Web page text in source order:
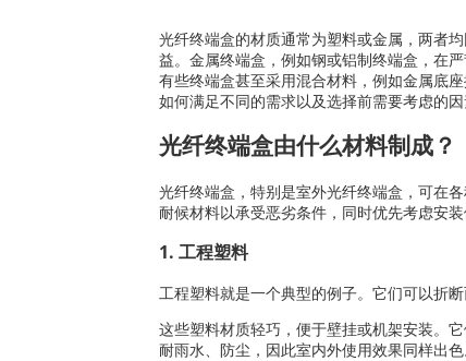
光纤终端盒的材质通常为塑料或金属，两者
益。金属终端盒，例如钢或铝制终端盒，在
有些终端盒甚至采用混合材料，例如金属底
如何满足不同的需求以及选择前需要考虑的因
光纤终端盒由什么材料制成？
光纤终端盒，特别是室外光纤终端盒，可在
耐候材料以承受恶劣条件，同时优先考虑安
1. 工程塑料
工程塑料就是一个典型的例子。它们可以折
这些塑料材质轻巧，便于壁挂或机架安装。
耐雨水、防尘，因此室内外使用效果同样出